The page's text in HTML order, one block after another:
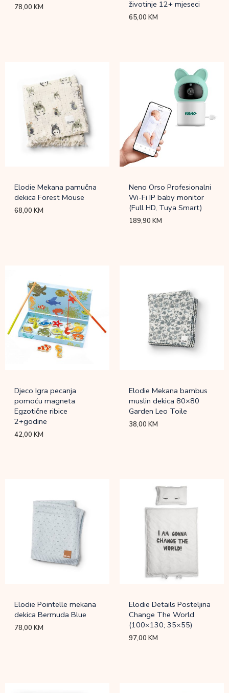
78,00KM životinje 12+ mjeseci
65,00KM
Elodie Mekana pamučna
dekica Forest Mouse
68,00KM
Neno Orso Profesionalni
Wi-Fi IP baby monitor
(Full HD, Tuya Smart)
189,90KM
Djeco Igra pecanja
pomoću magneta
Egzotične ribice
2+godine
42,00KM
Elodie Mekana bambus
muslin dekica 80×80
Garden Leo Toile
38,00KM
Elodie Pointelle mekana
dekica Bermuda Blue
78,00KM
Elodie Details Posteljina
Change The World
(100×130; 35×55)
97,00KM